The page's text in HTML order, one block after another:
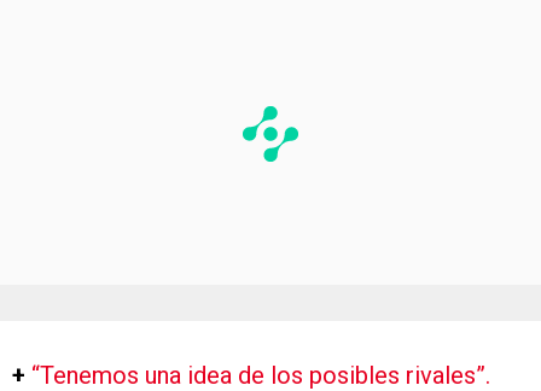
+ “Tenemos una idea de los posibles rivales”.